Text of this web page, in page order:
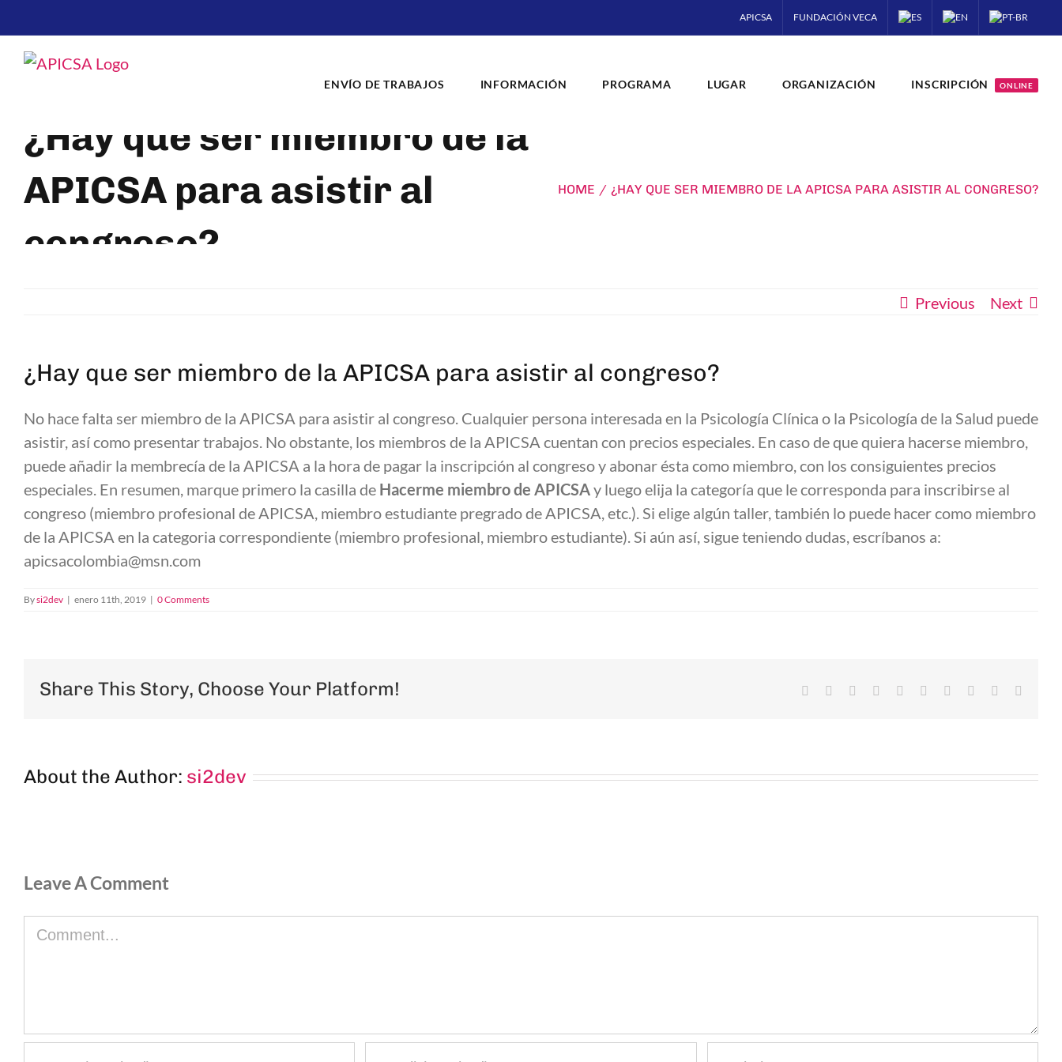
to
content
APICSA FUNDACIÓN VECA
ENVÍO DE TRABAJOS INFORMACIÓN PROGRAMA LUGAR ORGANIZACIÓN INSCRIPCIÓN ONLINE
¿Hay que ser miembro de la
APICSA para asistir al
congreso?
HOME / ¿HAY QUE SER MIEMBRO DE LA APICSA PARA ASISTIR AL CONGRESO?
Previous Next
¿Hay que ser miembro de la APICSA para asistir al congreso?
No hace falta ser miembro de la APICSA para asistir al congreso. Cualquier persona interesada en la Psicología Clínica o la Psicología de la Salud puede
asistir, así como presentar trabajos. No obstante, los miembros de la APICSA cuentan con precios especiales. En caso de que quiera hacerse miembro,
puede añadir la membrecía de la APICSA a la hora de pagar la inscripción al congreso y abonar ésta como miembro, con los consiguientes precios
especiales. En resumen, marque primero la casilla de Hacerme miembro de APICSAy luego elija la categoría que le corresponda para inscribirse al
congreso (miembro profesional de APICSA, miembro estudiante pregrado de APICSA, etc.). Si elige algún taller, también lo puede hacer como miembro
de la APICSA en la categoria correspondiente (miembro profesional, miembro estudiante). Si aún así, sigue teniendo dudas, escríbanos a:
apicsacolombia@msn.com
Bysi2dev | enero 11th, 2019 | 0 Comments
Share This Story, Choose Your Platform! Facebook
TwitterLinkedIn
Reddit WhatsappGoogle+
TumblrPinterest
About the Author: si2dev
Leave A Comment
Comment